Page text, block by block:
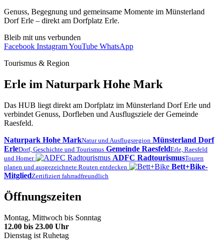
Genuss, Begegnung und gemeinsame Momente im Münsterland
Dorf Erle – direkt am Dorfplatz Erle.
Bleib mit uns verbunden
Facebook InstagramYouTube WhatsApp
Tourismus & Region
Erle im Naturpark Hohe Mark
Das HUB liegt direkt am Dorfplatz im Münsterland Dorf Erle und
verbindet Genuss, Dorfleben und Ausflugsziele der Gemeinde
Raesfeld.
Naturpark Hohe MarkNatur und Ausflugsregion Münsterland Dorf
ErleDorf, Geschichte und Tourismus Gemeinde RaesfeldErle, Raesfeld
und Homer
ADFC RadtourismusTouren
planen und ausgezeichnete Routen entdecken
Bett+Bike-
MitgliedZertifiziert fahrradfreundlich
Öffnungszeiten
Montag, Mittwoch bis Sonntag
12.00 bis 23.00 Uhr
Dienstag ist Ruhetag